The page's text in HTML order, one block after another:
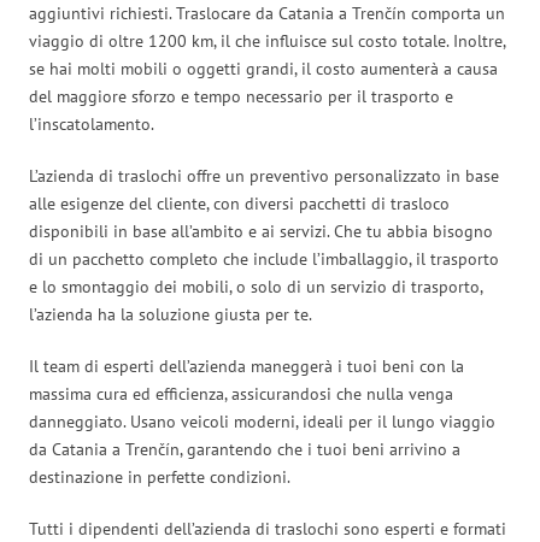
aggiuntivi richiesti. Traslocare da Catania a Trenčín comporta un
viaggio di oltre 1200 km, il che influisce sul costo totale. Inoltre,
se hai molti mobili o oggetti grandi, il costo aumenterà a causa
del maggiore sforzo e tempo necessario per il trasporto e
l’inscatolamento.
L’azienda di traslochi offre un preventivo personalizzato in base
alle esigenze del cliente, con diversi pacchetti di trasloco
disponibili in base all’ambito e ai servizi. Che tu abbia bisogno
di un pacchetto completo che include l’imballaggio, il trasporto
e lo smontaggio dei mobili, o solo di un servizio di trasporto,
l’azienda ha la soluzione giusta per te.
Il team di esperti dell’azienda maneggerà i tuoi beni con la
massima cura ed efficienza, assicurandosi che nulla venga
danneggiato. Usano veicoli moderni, ideali per il lungo viaggio
da Catania a Trenčín, garantendo che i tuoi beni arrivino a
destinazione in perfette condizioni.
Tutti i dipendenti dell’azienda di traslochi sono esperti e formati